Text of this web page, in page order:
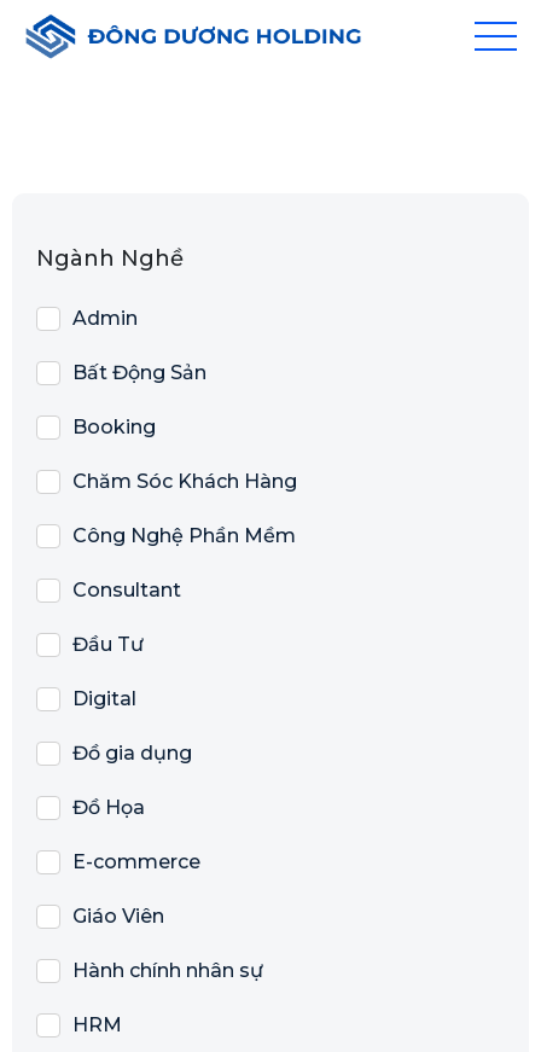
Ngành Nghề
Admin
Bất Động Sản
Booking
Chăm Sóc Khách Hàng
Công Nghệ Phần Mềm
Consultant
Đầu Tư
Digital
Đồ gia dụng
Đồ Họa
E-commerce
Giáo Viên
Hành chính nhân sự
HRM